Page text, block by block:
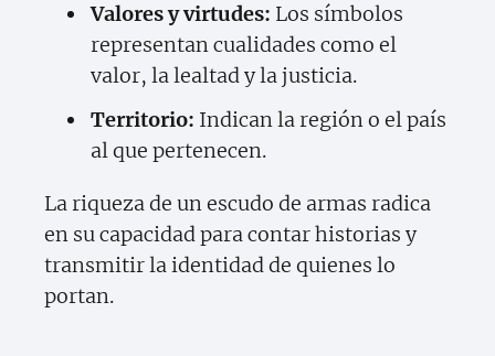
Valores y virtudes: Los símbolos
representan cualidades como el
valor, la lealtad y la justicia.
Territorio: Indican la región o el país
al que pertenecen.
La riqueza de un escudo de armas radica
en su capacidad para contar historias y
transmitir la identidad de quienes lo
portan.